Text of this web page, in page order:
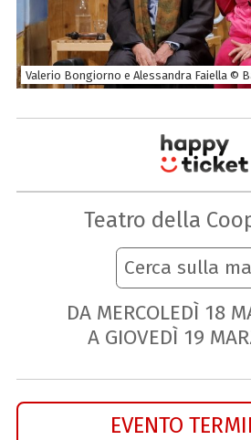
Valerio Bongiorno e Alessandra Faiella ©
Teatro della
Cerca sulla
DA MERCOLEDÌ 18
A GIOVEDÌ 19
EVENTO